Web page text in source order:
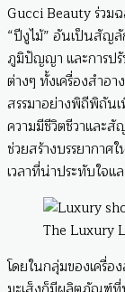
Gucci Beauty ร่วม
“ปีงูไม้” อันเป็นสัญ
ภูมิปัญญา และการป
ต่างๆ ทั้งเครื่องสำ
สรรมาอย่างพิถีพิถัน
ความมีชีวิตชีวาและ
ช่วยสร้างบรรยากา
เวลาที่น่าประทับใจ
โดยในกลุ่มของเครื่